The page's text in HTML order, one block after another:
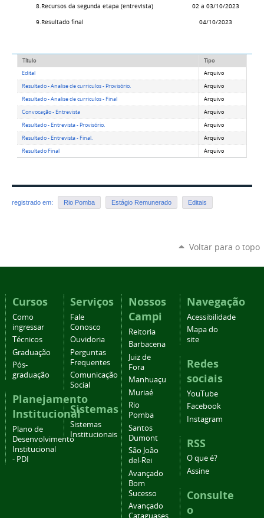
8.Recursos da segunda etapa (entrevista) 02 a 03/10/2023
9.Resultado final 04/10/2023
Título
Tipo
Edital
Arquivo
Resultado - Analise de curriculos - Provisório.
Arquivo
Resultado - Analise de curriculos - Final
Arquivo
Convocação - Entrevista
Arquivo
Resultado - Entrevista - Provisório.
Arquivo
Resultado - Entrevista - Final.
Arquivo
Resultado Final
Arquivo
registrado em: Rio Pomba Estágio Remunerado Editais
Voltar para o topo
Cursos
Como
ingressar
Técnicos
Graduação
Pós-
graduação
Planejamento
Institucional
Plano de
Desenvolvimento
Institucional
- PDI
Serviços
Fale
Conosco
Ouvidoria
Perguntas
Frequentes
Comunicação
Social
Sistemas
Sistemas
Institucionais
Nossos
Campi
Reitoria
Barbacena
Juiz de
Fora
Manhuaçu
Muriaé
Rio
Pomba
Santos
Dumont
São João
del-Rei
Avançado
Bom
Sucesso
Avançado
Navegação
Acessibilidade
Mapa do
site
Redes
sociais
YouTube
Facebook
Instagram
RSS
O que é?
Assine
Consulte
o